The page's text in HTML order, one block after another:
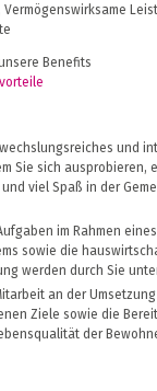
Vermögenswirksame
Benefits
und
Sie sich ausprobieren,
viel Spaß in der
im Rahmen eines
sowie die
werden durch Sie
an der Umsetzung
Ziele sowie die
der